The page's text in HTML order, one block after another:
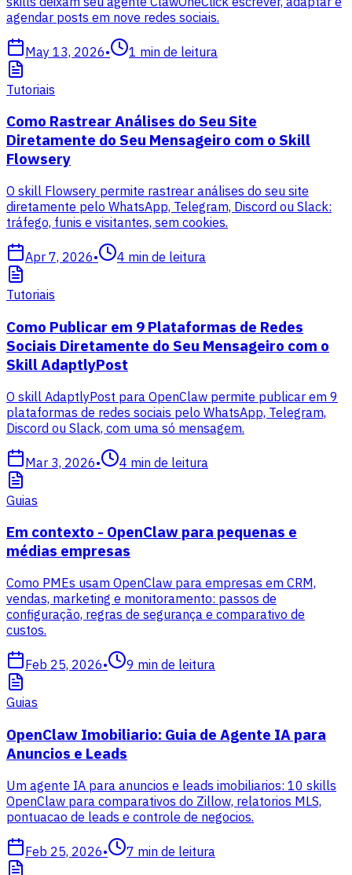
agendar posts em nove redes sociais.
May 13, 2026• 1 min de leitura
Tutoriais
Como Rastrear Análises do Seu Site
Diretamente do Seu Mensageiro com o Skill
Flowsery
O skill Flowsery permite rastrear análises do seu site
diretamente pelo WhatsApp, Telegram, Discord ou Slack:
tráfego, funis e visitantes, sem cookies.
Apr 7, 2026• 4 min de leitura
Tutoriais
Como Publicar em 9 Plataformas de Redes
Sociais Diretamente do Seu Mensageiro com o
Skill AdaptlyPost
O skill AdaptlyPost para OpenClaw permite publicar em 9
plataformas de redes sociais pelo WhatsApp, Telegram,
Discord ou Slack, com uma só mensagem.
Mar 3, 2026• 4 min de leitura
Guias
Em contexto - OpenClaw para pequenas e
médias empresas
Como PMEs usam OpenClaw para empresas em CRM,
vendas, marketing e monitoramento: passos de
configuração, regras de segurança e comparativo de
custos.
Feb 25, 2026• 9 min de leitura
Guias
OpenClaw Imobiliario: Guia de Agente IA para
Anuncios e Leads
Um agente IA para anuncios e leads imobiliarios: 10 skills
OpenClaw para comparativos do Zillow, relatorios MLS,
pontuacao de leads e controle de negocios.
Feb 25, 2026• 7 min de leitura